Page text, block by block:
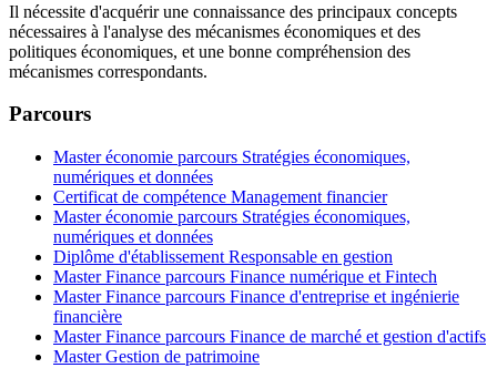
Il nécessite d'acquérir une connaissance des principaux concepts
nécessaires à l'analyse des mécanismes économiques et des
politiques économiques, et une bonne compréhension des
mécanismes correspondants.
Parcours
Master économie parcours Stratégies économiques,
numériques et données
Certificat de compétence Management financier
Master économie parcours Stratégies économiques,
numériques et données
Diplôme d'établissement Responsable en gestion
Master Finance parcours Finance numérique et Fintech
Master Finance parcours Finance d'entreprise et ingénierie
financière
Master Finance parcours Finance de marché et gestion d'actifs
Master Gestion de patrimoine